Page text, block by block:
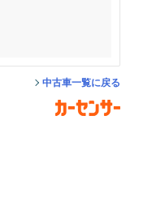
中古車一覧に戻る